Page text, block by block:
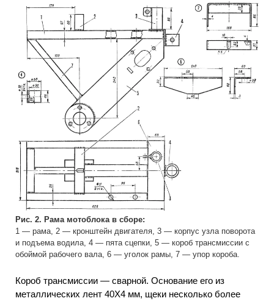
Рис. 2. Рама мотоблока в сборе:
1 — рама, 2 — кронштейн двигателя, 3 — корпус узла поворота
и подъема водила, 4 — пята сцепки, 5 — короб трансмиссии с
обоймой рабочего вала, 6 — уголок рамы, 7 — упор короба.
Короб трансмиссии — сварной. Основание его из
металлических лент 40X4 мм, щеки несколько более